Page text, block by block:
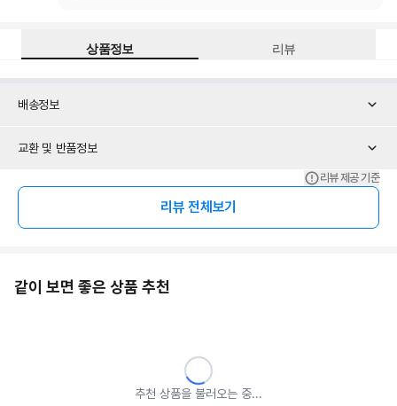
상품정보 리뷰
배송정보
교환 및 반품정보
리뷰 제공 기준
리뷰 전체보기
같이 보면 좋은 상품 추천
추천 상품을 불러오는 중...